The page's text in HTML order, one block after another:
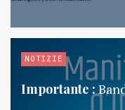
NOTIZIE
Importante :